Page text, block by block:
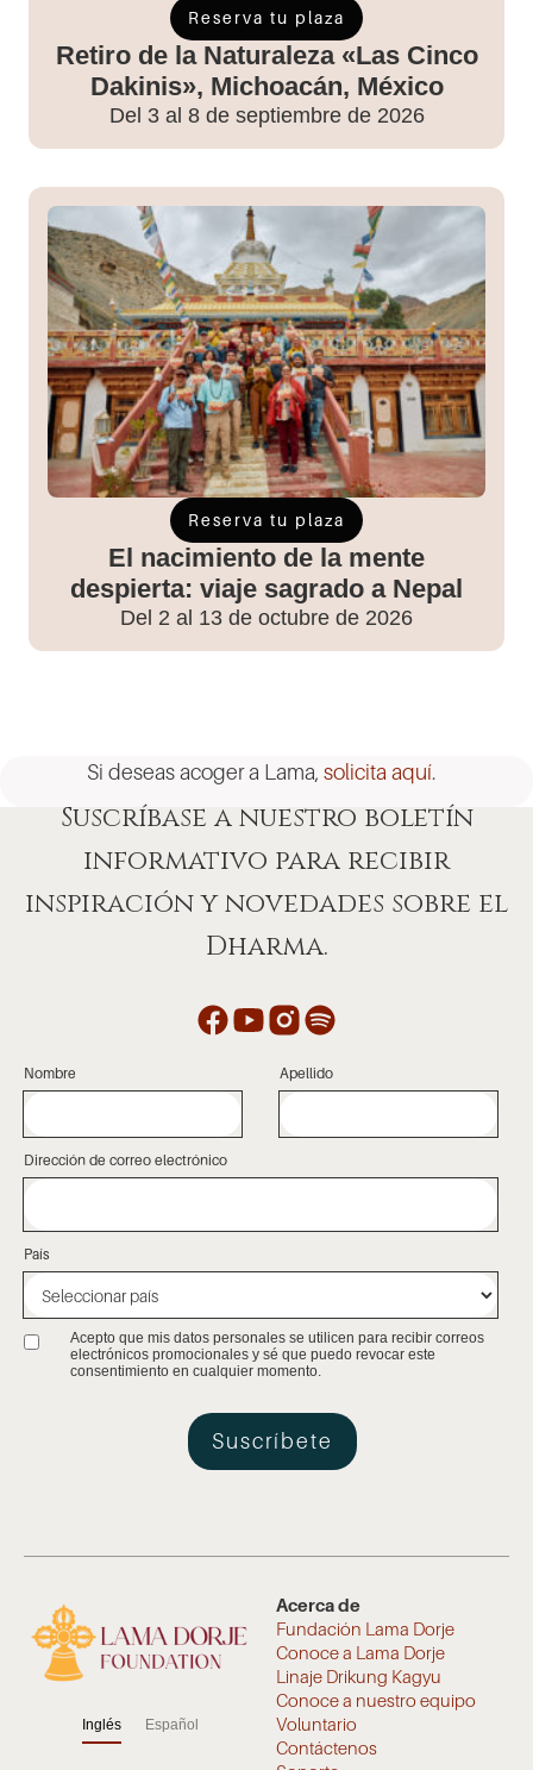
Reserva tu plaza
Retiro de la Naturaleza «Las Cinco
Dakinis», Michoacán, México
Del 3 al 8 de septiembre de 2026
Reserva tu plaza
El nacimiento de la mente
despierta: viaje sagrado a Nepal
Del 2 al 13 de octubre de 2026
Si deseas acoger a Lama, solicita aquí.
Suscríbase a nuestro boletín
informativo para recibir
inspiración y novedades sobre el
Dharma.
Nombre Apellido
Dirección de correo electrónico
País
Acepto que mis datos personales se utilicen para recibir correos
electrónicos promocionales y sé que puedo revocar este
consentimiento en cualquier momento.
Inglés Español
Acerca de
Fundación Lama Dorje
Conoce a Lama Dorje
Linaje Drikung Kagyu
Conoce a nuestro equipo
Voluntario
Contáctenos